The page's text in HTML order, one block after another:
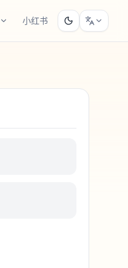
小红书